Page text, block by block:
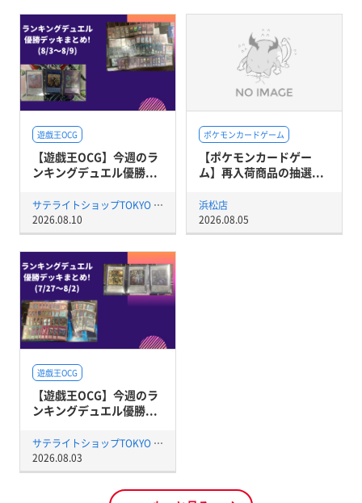
遊戯王OCG
【遊戯王OCG】今週のラ
ンキングデュエル優勝...
サテライトショップTOKYO 秋葉原店
2026.08.10
ポケモンカードゲーム
【ポケモンカードゲー
ム】再入荷商品の抽選...
浜松店
2026.08.05
遊戯王OCG
【遊戯王OCG】今週のラ
ンキングデュエル優勝...
サテライトショップTOKYO 秋葉原店
2026.08.03